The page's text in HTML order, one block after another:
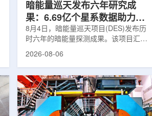
暗能量巡天发布六年研究成
果：6.69亿个星系数据助力约
束宇宙加速膨胀
8月4日，暗能量巡天项目(DES)发布历
时六年的暗能量探测成果。该项目汇总
6.69亿个星系、数千个星系团以及3000
多颗超新星的信息，用于研究宇宙加速
膨胀和宇宙结构演化。为了实现DES，
费米实验室制造了一台极其灵敏的5.7亿
像素数字相机DECam，并将其安装在位
2026-08-06